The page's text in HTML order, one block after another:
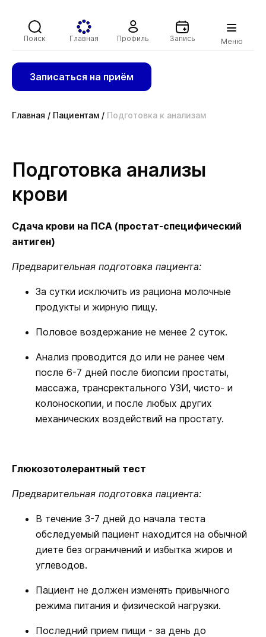
Поиск Главная Профиль Запись Меню
Записаться на приём
Главная / Пациентам / Подготовка к анализам
Подготовка анализы
крови
Сдача крови на ПСА (простат-специфический
антиген)
Предварительная подготовка пациента:
За сутки исключить из рациона молочные
продукты и жирную пищу.
Половое воздержание не менее 2 суток.
Анализ проводится до или не ранее чем
после 6-7 дней после биопсии простаты,
массажа, трансректального УЗИ, чисто- и
колоноскопии, и после любых других
механических воздействий на простату.
Глюкозотолерантный тест
Предварительная подготовка пациента:
В течение 3-7 дней до начала теста
обследуемый пациент находится на обычной
диете без ограничений и избытка жиров и
углеводов.
Пациент не должен изменять привычного
режима питания и физической нагрузки.
Последний прием пищи - за день до